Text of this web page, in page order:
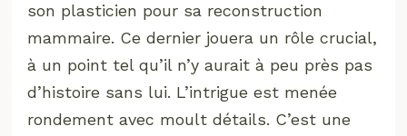
son plasticien pour sa reconstruction
mammaire. Ce dernier jouera un rôle crucial,
à un point tel qu’il n’y aurait à peu près pas
d’histoire sans lui. L’intrigue est menée
rondement avec moult détails. C’est une